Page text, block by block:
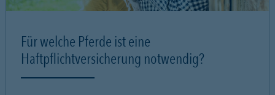
Für welche Pferde ist eine
Haftpflichtversicherung notwendig?